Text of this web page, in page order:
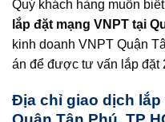
Quý khách hàng muốn
lắp đặt mạng VNPT tại
kinh doanh VNPT Quận
án để được tư vấn lắp đặt
Địa chỉ giao dịch lắp